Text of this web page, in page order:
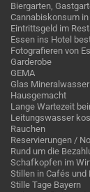
Biergarten,
Cannabiskonsum
Eintrittsgeld im
Essen ins Hotel
Fotografieren von
Garderobe
GEMA
Glas
Hausgemacht
Lange Wartezeit
Leitungswasser
Rauchen
Reservierungen /
Rund um die
Schafkopfen im
Stillen in Cafés und
Stille Tage Bayern